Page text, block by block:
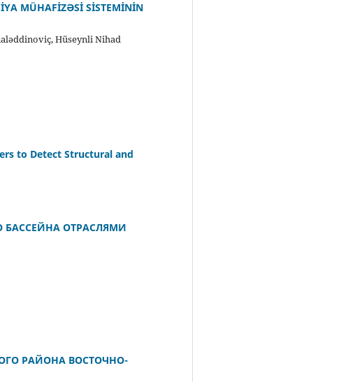
MÜHAFİZƏSİ SİSTEMİNİN
Hüseynli Nihad
to Detect Structural and
БАССЕЙНА ОТРАСЛЯМИ
РАЙОНА ВОСТОЧНО-